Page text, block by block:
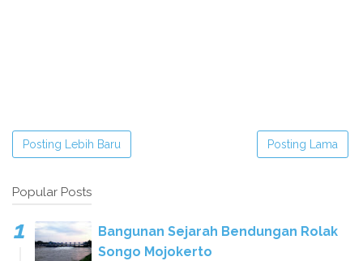
Posting Lebih Baru Posting Lama
Popular Posts
Bangunan Sejarah Bendungan Rolak
Songo Mojokerto